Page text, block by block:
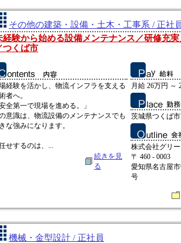
その他の建築・設備・土木・工事系 / 正社
経験から始める設備メンテナンス／研修充
つくば市
経験を活かし、物流インフラを支える
者へ。
安全第一で現場を進める。」
意識は、物流設備のメンテナンスでも
な強みになります。
せするのは、...
続きを見
る
月給 26万円 ～
茨城県つくば
株式会社グリ
〒 460 - 0003
愛知県名古屋
号
機械・金型設計 / 正社員